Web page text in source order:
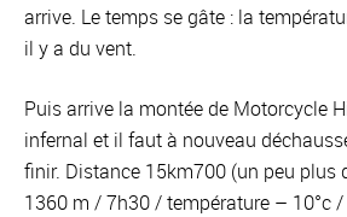
arrive. Le temps se gâte : la
il y a du vent.
Puis arrive la montée de Motorcycle
infernal et il faut à nouveau
finir. Distance 15km700 (un peu plus
1360 m / 7h30 / température – 10°c